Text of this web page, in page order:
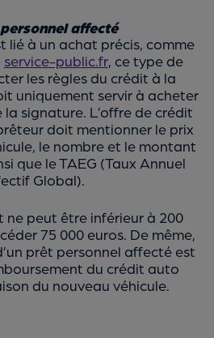
affecté
lié à un achat précis, comme
service-public.fr, ce type de
les règles du crédit à la
uniquement servir à acheter
la signature. L’offre de crédit
doit mentionner le prix
le nombre et le montant
que le TAEG (Taux Annuel
Global).
ne peut être inférieur à 200
75 000 euros. De même,
prêt personnel affecté est
du crédit auto
du nouveau véhicule.